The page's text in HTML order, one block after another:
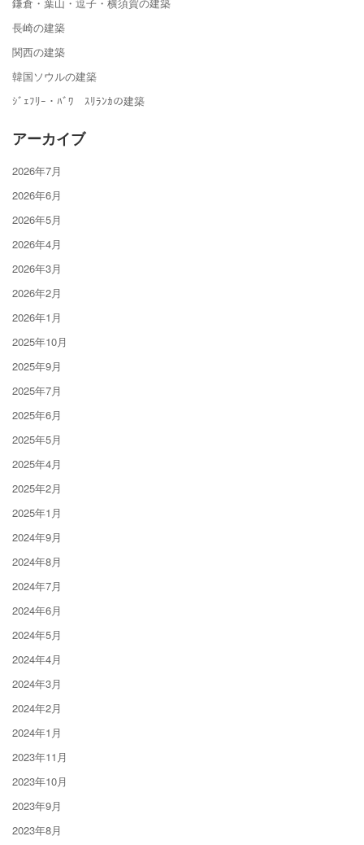
長崎の建築
関西の建築
韓国ソウルの建築
ｼﾞｪﾌﾘｰ・ﾊﾞﾜ ｽﾘﾗﾝｶの建築
アーカイブ
2026年7月
2026年6月
2026年5月
2026年4月
2026年3月
2026年2月
2026年1月
2025年10月
2025年9月
2025年7月
2025年6月
2025年5月
2025年4月
2025年2月
2025年1月
2024年9月
2024年8月
2024年7月
2024年6月
2024年5月
2024年4月
2024年3月
2024年2月
2024年1月
2023年11月
2023年10月
2023年9月
2023年8月